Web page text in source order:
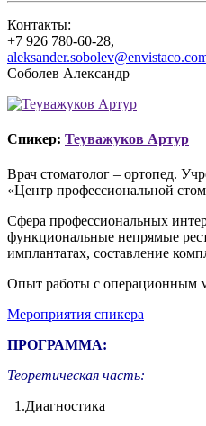
Контакты:
+7 926 780-60-28,
Соболев Александр
Спикер: Теуважуков Артур
Врач стоматолог – ортопед.
«Центр профессиональной
Сфера профессиональных
функциональные непрямые
имплантатах, составление
Опыт работы с операционным
Мероприятия спикера
ПРОГРАММА:
Теоретическая часть:
1.Диагностика